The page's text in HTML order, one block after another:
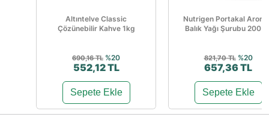
Altıntelve Classic
Çözünebilir Kahve 1kg
690,16 TL %20
552,12 TL
Sepete Ekle
Nutrigen Portakal
Balık Yağı Şurubu 200
821,70 TL %20
657,36 TL
Sepete Ekle